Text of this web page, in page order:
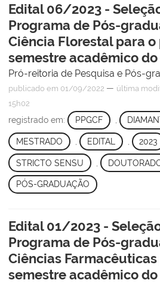
Edital 06/2023 -
Programa de Pós-
Ciência Florestal para
semestre acadêmico do
Pró-reitoria de Pesquisa e Pós-
publicado em 01/09/2022 — última
15h02
registrado em: PPGCF ,
MESTRADO EDITAL 2023
STRICTO SENSU
PÓS-GRADUAÇÃO
Edital 01/2023 -
Programa de Pós-
Ciências
semestre acadêmico do